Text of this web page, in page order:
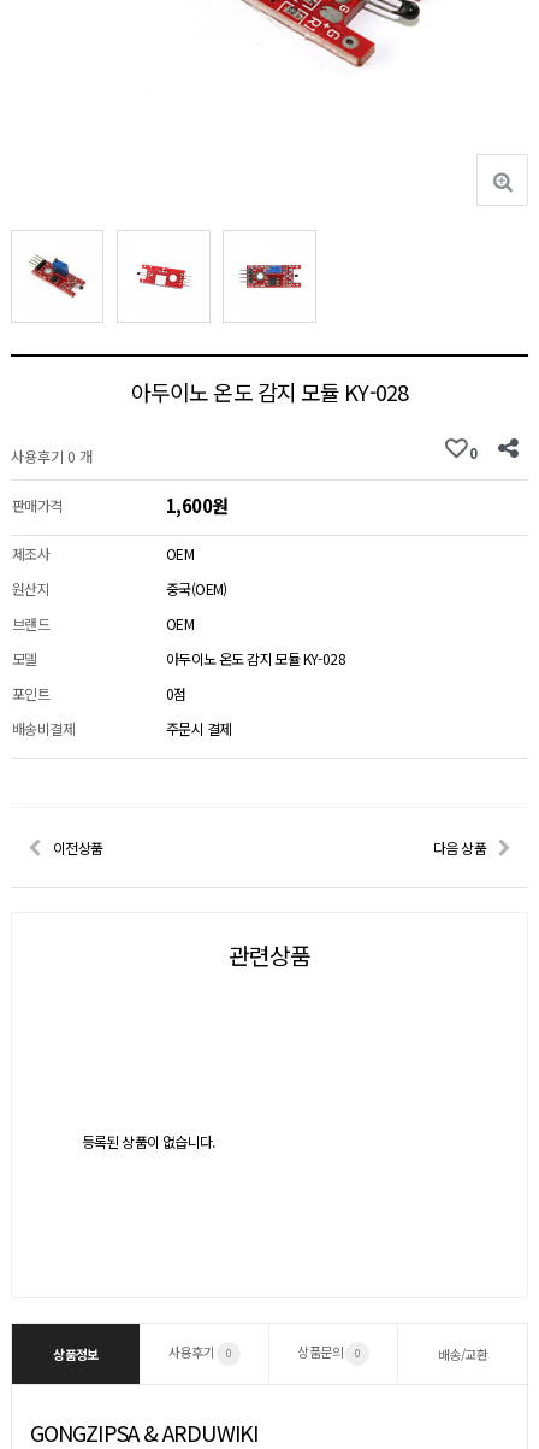
아두이노 온도 감지 모듈 KY-028
사용후기 0 개 0
판매가격 1,600원
제조사
OEM
원산지
중국(OEM)
브랜드
OEM
모델
아두이노 온도 감지 모듈 KY-028
포인트
0점
배송비결제
주문시 결제
이전상품 다음 상품
관련상품
등록된 상품이 없습니다.
상품정보 사용후기 0 상품문의 0 배송/교환
GONGZIPSA & ARDUWIKI